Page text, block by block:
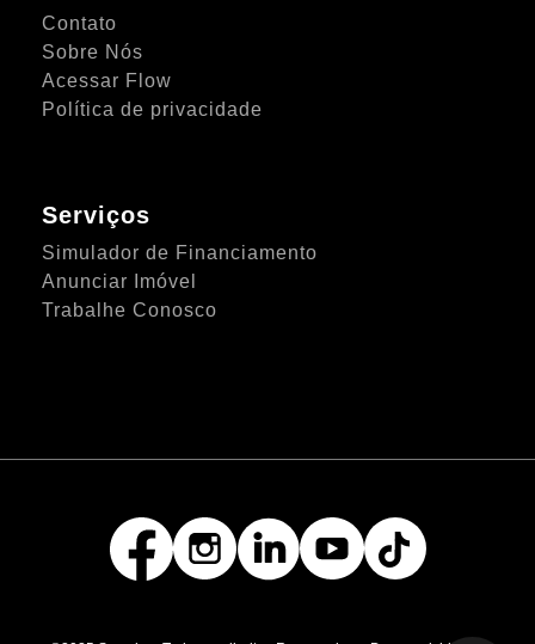
Contato
Sobre Nós
Acessar Flow
Política de privacidade
Serviços
Simulador de Financiamento
Anunciar Imóvel
Trabalhe Conosco